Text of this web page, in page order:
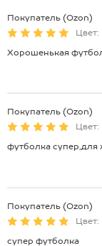
Покупатель (Ozon)
Цвет:
Хорошенькая
Покупатель (Ozon)
Цвет:
футболка супер,для
Покупатель (Ozon)
Цвет:
супер футболка